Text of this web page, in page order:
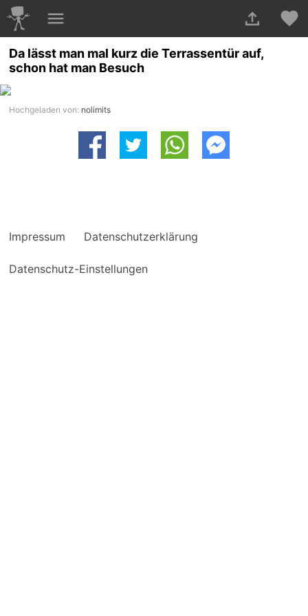
Da lässt man mal kurz die Terrassentür auf,
schon hat man Besuch
Hochgeladen von: nolimits
Impressum Datenschutzerklärung
Datenschutz-Einstellungen